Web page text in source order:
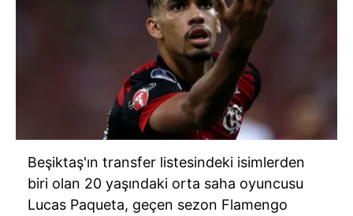
Beşiktaş'ın transfer listesindeki isimlerden
biri olan 20 yaşındaki orta saha oyuncusu
Lucas Paqueta, geçen sezon Flamengo